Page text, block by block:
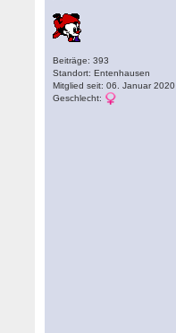
Beiträge: 393
Standort: Entenhausen
Mitglied seit: 06. Januar 2020
Geschlecht: